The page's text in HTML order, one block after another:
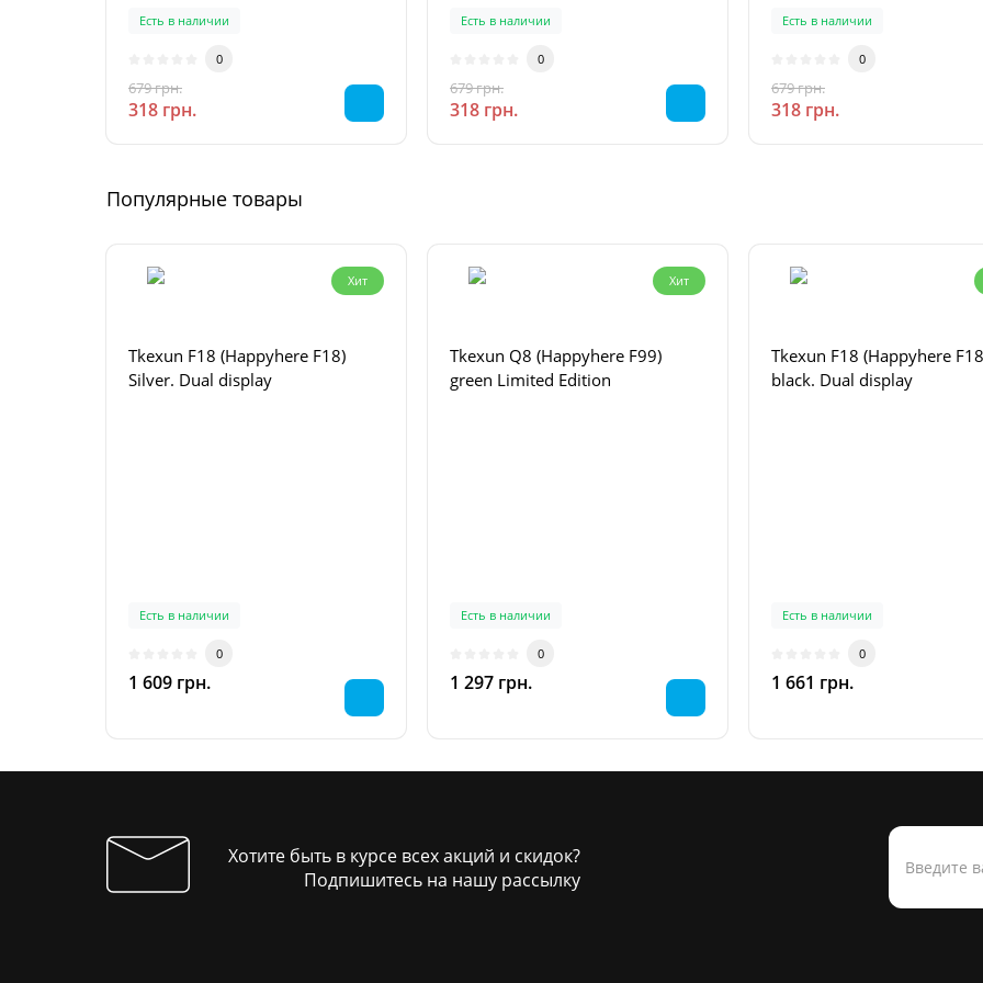
Есть в наличии
0
679 грн.
318 грн.
Есть в наличии
0
679 грн.
318 грн.
Есть в наличии
0
679 грн.
318 грн.
Популярные товары
Хит
Tkexun F18 (Happyhere F18)
Silver. Dual display
Есть в наличии
0
1 609 грн.
Хит
Tkexun Q8 (Happyhere F99)
green Limited Edition
Есть в наличии
0
1 297 грн.
Tkexun F18 (Happyhere
black. Dual display
Есть в наличии
0
1 661 грн.
Хотите быть в курсе всех акций и скидок?
Подпишитесь на нашу рассылку